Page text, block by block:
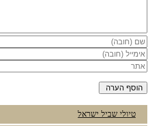
טיולי שביל ישראל